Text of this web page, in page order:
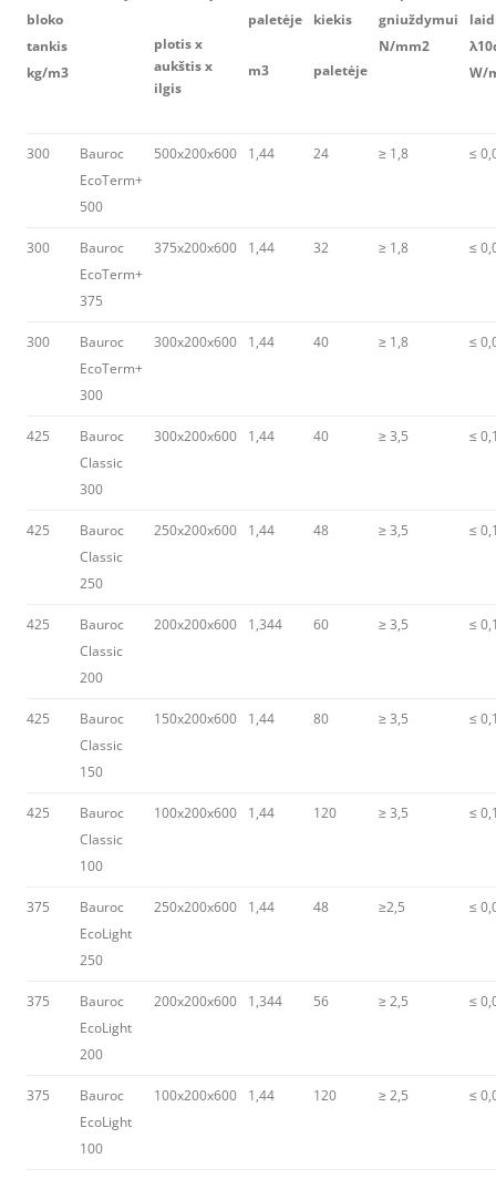
bloko
tankis
kg/m3
plotis x
aukštis x
ilgis
paletėje
m3
kiekis
paletėje
gniuždymui
N/mm2
W/
300
Bauroc
EcoTerm+
500
500x200x600 1,44 24 ≥ 1,8 ≤
300
Bauroc
EcoTerm+
375
375x200x600 1,44 32 ≥ 1,8 ≤
300
Bauroc
EcoTerm+
300
300x200x600 1,44 40 ≥ 1,8 ≤
425
Bauroc
Classic
300
300x200x600 1,44 40 ≥ 3,5 ≤
425
Bauroc
Classic
250
250x200x600 1,44 48 ≥ 3,5 ≤
425
Bauroc
Classic
200
200x200x600 1,344 60 ≥ 3,5 ≤
425
Bauroc
Classic
150
150x200x600 1,44 80 ≥ 3,5 ≤
425
Bauroc
Classic
100
100x200x600 1,44 120 ≥ 3,5 ≤
375
Bauroc
EcoLight
250
250x200x600 1,44 48 ≥2,5 ≤
375
Bauroc
EcoLight
200
200x200x600 1,344 56 ≥ 2,5 ≤
375
Bauroc
EcoLight
100
100x200x600 1,44 120 ≥ 2,5 ≤